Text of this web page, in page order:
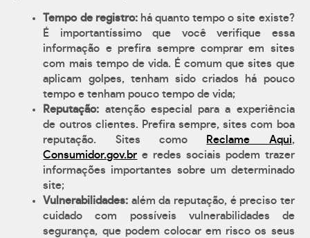
Tempo de registro:há quanto tempo o site existe?
É importantíssimo que você verifique essa
informação e prefira sempre comprar em sites
com mais tempo de vida. É comum que sites que
aplicam golpes, tenham sido criados há pouco
tempo e tenham pouco tempo de vida;
Reputação: atenção especial para a experiência
de outros clientes. Prefira sempre, sites com boa
reputação. Sites como
Reclame Aqui,
Consumidor.gov.br e redes sociais podem trazer
informações importantes sobre um determinado
site;
Vulnerabilidades: além da reputação, é preciso ter
cuidado com possíveis vulnerabilidades de
segurança, que podem colocar em risco os seus